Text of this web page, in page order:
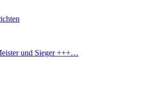
und Sieger +++…